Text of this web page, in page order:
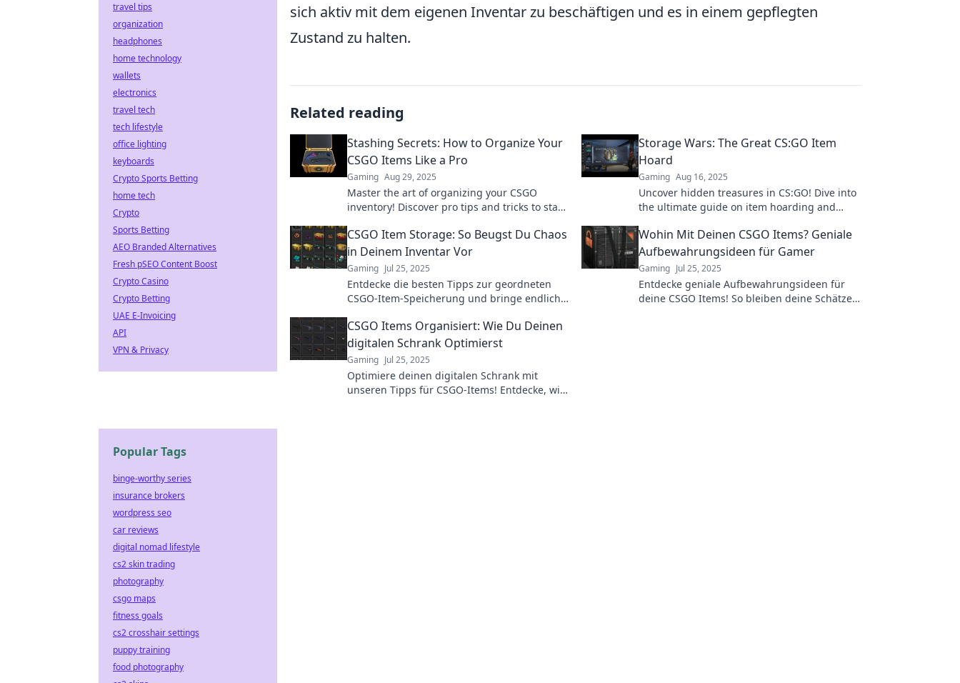
sich aktiv mit dem eigenen Inventar zu beschäftigen und es in einem gepflegten
Zustand zu halten.
Related reading
Stashing Secrets: How to Organize Your
CSGO Items Like a Pro
Gaming Aug 29, 2025
Master the art of organizing your CSGO
inventory! Discover pro tips and tricks to stash
Storage Wars: The Great CS:GO Item
Hoard
Gaming Aug 16, 2025
Uncover hidden treasures in CS:GO! Dive into
the ultimate guide on item hoarding and
CSGO Item Storage: So Beugst Du Chaos
in Deinem Inventar Vor
Gaming Jul 25, 2025
Entdecke die besten Tipps zur geordneten
CSGO-Item-Speicherung und bringe endlich
Wohin Mit Deinen CSGO Items? Geniale
Aufbewahrungsideen für Gamer
Gaming Jul 25, 2025
Entdecke geniale Aufbewahrungsideen für
deine CSGO Items! So bleiben deine Schätze
CSGO Items Organisiert: Wie Du Deinen
digitalen Schrank Optimierst
Gaming Jul 25, 2025
Optimiere deinen digitalen Schrank mit
unseren Tipps für CSGO-Items! Entdecke, wie
travel tips
organization
headphones
home technology
wallets
electronics
travel tech
tech lifestyle
office lighting
keyboards
Crypto Sports Betting
home tech
Crypto
Sports Betting
AEO Branded Alternatives
Fresh pSEO Content Boost
Crypto Casino
Crypto Betting
UAE E-Invoicing
API
VPN & Privacy
Popular Tags
binge-worthy series
insurance brokers
wordpress seo
car reviews
digital nomad lifestyle
cs2 skin trading
photography
csgo maps
fitness goals
cs2 crosshair settings
puppy training
food photography